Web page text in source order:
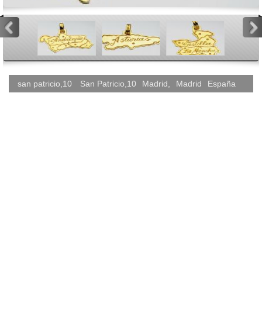
san patricio,10 San Patricio,10 Madrid Madrid España